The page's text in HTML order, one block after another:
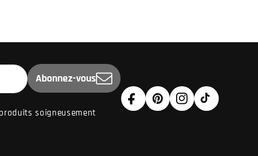
Abonnez-vous
soigneusement
FacebookPinterestInstagram
TikTok